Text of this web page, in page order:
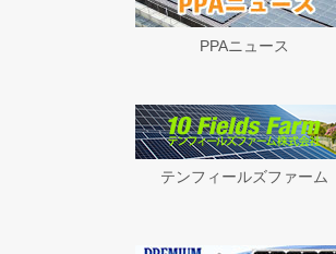
PPAニュース
テンフィールズファーム